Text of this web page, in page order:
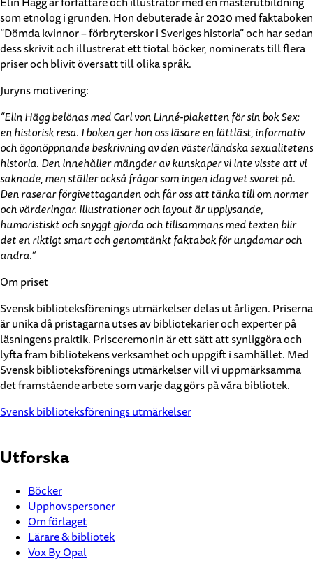
som etnolog i grunden. Hon debuterade år 2020 med faktaboken
”Dömda kvinnor – förbryterskor i Sveriges historia” och har sedan
dess skrivit och illustrerat ett tiotal böcker, nominerats till flera
priser och blivit översatt till olika språk.
Juryns motivering:
“Elin Hägg belönas med Carl von Linné-plaketten för sin bok Sex:
en historisk resa. I boken ger hon oss läsare en lättläst, informativ
och ögonöppnande beskrivning av den västerländska sexualitetens
historia. Den innehåller mängder av kunskaper vi inte visste att vi
saknade, men ställer också frågor som ingen idag vet svaret på.
Den raserar förgivettaganden och får oss att tänka till om normer
och värderingar. Illustrationer och layout är upplysande,
humoristiskt och snyggt gjorda och tillsammans med texten blir
det en riktigt smart och genomtänkt faktabok för ungdomar och
andra.”
Om priset
Svensk biblioteksförenings utmärkelser delas ut årligen. Priserna
är unika då pristagarna utses av bibliotekarier och experter på
läsningens praktik. Prisceremonin är ett sätt att synliggöra och
lyfta fram bibliotekens verksamhet och uppgift i samhället. Med
Svensk biblioteksförenings utmärkelser vill vi uppmärksamma
det framstående arbete som varje dag görs på våra bibliotek.
Svensk biblioteksförenings utmärkelser
Utforska
Böcker
Upphovspersoner
Om förlaget
Lärare & bibliotek
Vox By Opal